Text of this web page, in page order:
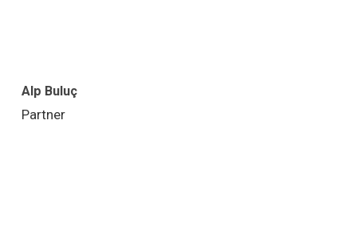
Alp Buluç
Partner